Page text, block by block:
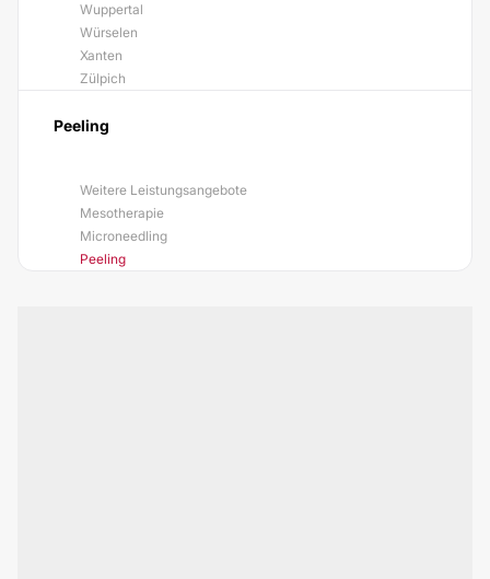
Wuppertal
Würselen
Xanten
Zülpich
Peeling
Weitere Leistungsangebote
Mesotherapie
Microneedling
Peeling